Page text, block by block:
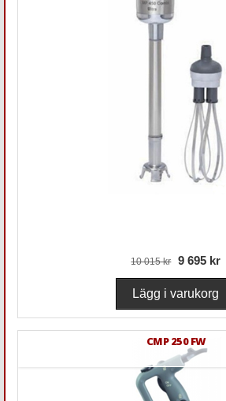
10 015 kr 9 695 kr
CMP 250 FW